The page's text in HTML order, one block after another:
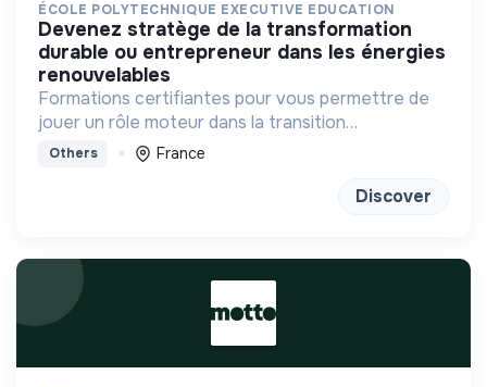
ÉCOLE POLYTECHNIQUE EXECUTIVE EDUCATION
devenez stratège de la transformation
durable ou entrepreneur dans les énergies
renouvelables
Formations certifiantes pour vous permettre de
jouer un rôle moteur dans la transition
énergétique
Others France
Discover